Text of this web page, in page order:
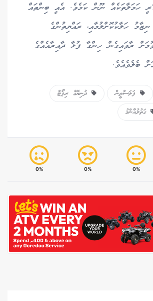
ހަމަލާތަކެއް ނޫން ކަމެވެ. އެއީ ބިންތައް
ހަލާކުކޮށްލުމާއި، ރައްޔިތުންގެ
ރާވައިގެން ހިންގާ ފުޅާ ދާއިރާއެއްގެ
ބެލެވެއެވެ.
ފަލަސްތީން
ދުނިޔޭގެ ރިޕޯޓް
ގަތުލުއާންމު
0%
0%
0%